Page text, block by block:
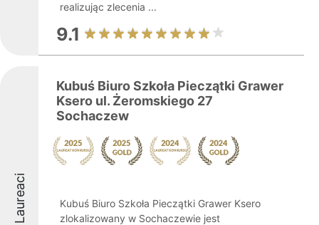
realizując zlecenia ...
9.1
Laureaci
Kubuś Biuro Szkoła Pieczątki Grawer
Ksero ul. Żeromskiego 27
Sochaczew
Kubuś Biuro Szkoła Pieczątki Grawer Ksero
zlokalizowany w Sochaczewie jest